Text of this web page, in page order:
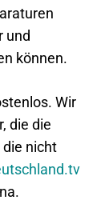
und
können.
Wir
die die
nicht